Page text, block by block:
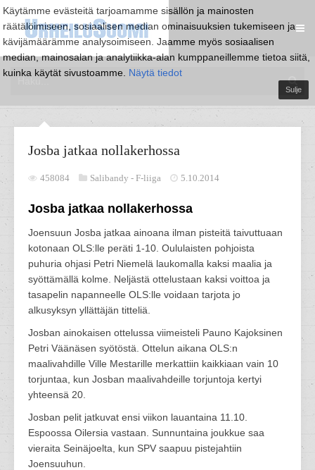
Käytämme evästeitä tarjoamamme sisällön ja mainosten
räätälöimiseen, sosiaalisen median ominaisuuksien tukemiseen ja
kävijämäärämme analysoimiseen. Jaamme myös sosiaalisen
median, mainosalan ja analytiikka-alan kumppaneillemme tietoa siitä,
kuinka käytät sivustoamme. Näytä tiedot
Sulje
Josba jatkaa nollakerhossa
458084 Salibandy - F-liiga 5.10.2014
Josba jatkaa nollakerhossa
Joensuun Josba jatkaa ainoana ilman pisteitä taivuttuaan
kotonaan OLS:lle peräti 1-10. Oululaisten pohjoista
puhuria ohjasi Petri Niemelä laukomalla kaksi maalia ja
syöttämällä kolme. Neljästä ottelustaan kaksi voittoa ja
tasapelin napanneelle OLS:lle voidaan tarjota jo
alkusyksyn yllättäjän titteliä.
Josban ainokaisen ottelussa viimeisteli Pauno Kajoksinen
Petri Väänäsen syötöstä. Ottelun aikana OLS:n
maalivahdille Ville Mestarille merkattiin kaikkiaan vain 10
torjuntaa, kun Josban maalivahdeille torjuntoja kertyi
yhteensä 20.
Josban pelit jatkuvat ensi viikon lauantaina 11.10.
Espoossa Oilersia vastaan. Sunnuntaina joukkue saa
vieraita Seinäjoelta, kun SPV saapuu pistejahtiin
Joensuuhun.